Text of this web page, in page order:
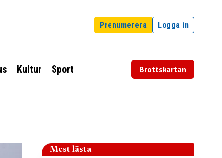
Prenumerera Logga in
Kultur Sport Brottskartan
Mest lästa